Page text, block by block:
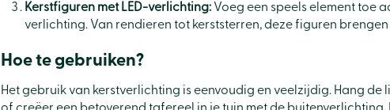
Kerstfiguren met LED-verlichting: Voeg een speels element toe
verlichting. Van rendieren tot kerststerren, deze figuren brengen
Hoe te gebruiken?
Het gebruik van kerstverlichting is eenvoudig en veelzijdig. Hang